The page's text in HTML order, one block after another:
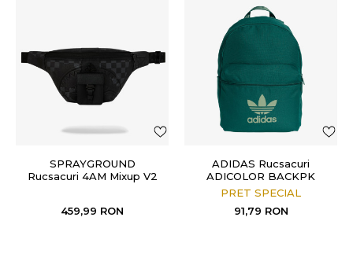
SPRAYGROUND
Rucsacuri 4AM Mixup V2
459,99 RON
ADIDAS Rucsacuri
ADICOLOR BACKPK
PRET SPECIAL
91,79 RON